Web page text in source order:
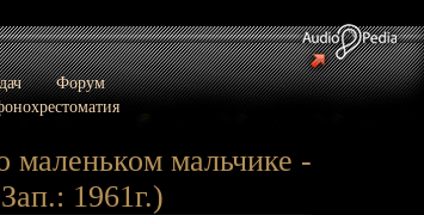
Форум
мальчике -
1961г.)